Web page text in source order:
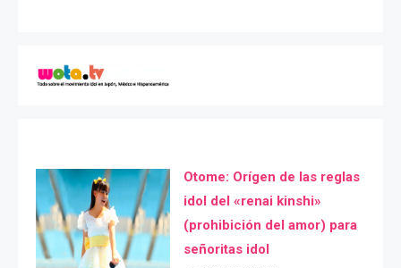
Otome: Orígen de las reglas
idol del «renai kinshi»
(prohibición del amor) para
señoritas idol